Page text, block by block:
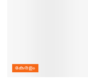
കേരളം